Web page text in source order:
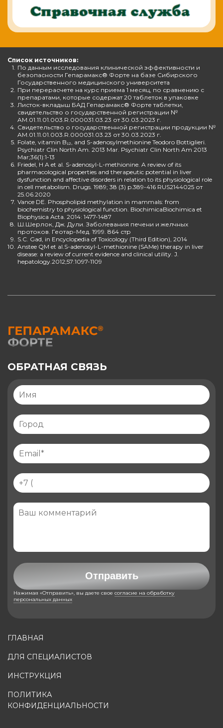
Список источников:
1. По данным исследования клинической эффективности и
безопасности Гепарамакс® Форте на базе Сибирского
Государственного медицинского университета
2. При перерасчете на курс приема 1 месяц, по сравнению с
препаратами, которые содержат 20 таблеток в упаковке
3. Листок-вкладыш БАД Гепарамакс® Форте таблетки,
свидетельство о государственной регистрации №
AM.01.11.01.003.R.000031.03.23 от 30.03.2023 г.
4. Свидетельство о государственной регистрации продукции №
AM.01.11.01.003.R.000031.03.23 от 30.03.2023 г.
5. Folate, vitamin B₁₂, and S-adenosylmethionine Teodoro Bottiglieri.
Psychiatr Clin North Am. 2013 Mar. Psychiatr Clin North Am 2013
Mar;36(1):1-13
6. Friedel, H A et al. S-adenosyl-L-methionine. A review of its
pharmacological properties and therapeutic potential in liver
dysfunction and affective disorders in relation to its physiological role
in cell metabolism. Drugs. 1989; 38 (3) p.389-416 RUS2144025 от
25.06.2020
7. Vance DE. Phospholipid methylation in mammals: from
biochemistry to physiological function. BiochimicaBiochimica et
Biophysica Acta. 2014: 1477-1487
8. Ш.Шерлок, Дж. Дули. Заболевания печени и желчных
протоков. Геотар-Мед. 1999. 864 стр
9. S.C. Gad, in Encyclopedia of Toxicology (Third Edition), 2014
10. Anstee QM et al.S-adenosyl-L-methionine (SAMe) therapy in liver
disease: a review of current evidence and clinical utility. J.
hepatology.2012;57:1097-1109
ГЛАВНАЯ
ДЛЯ СПЕЦИАЛИСТОВ
ИНСТРУКЦИЯ
ПОЛИТИКА
КОНФИДЕНЦИАЛЬНОСТИ
ОБРАТНАЯ СВЯЗЬ
Отправить
Нажимая «Отправить», вы даете свое согласие на обработку
персональных данных